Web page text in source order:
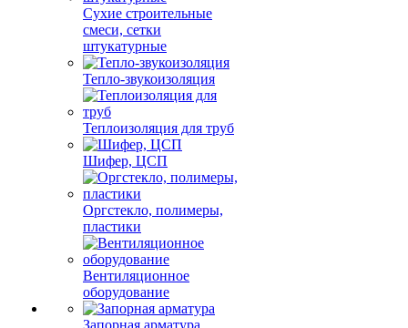
Сухие строительные
смеси, сетки
штукатурные
Тепло-звукоизоляция
Теплоизоляция для труб
Шифер, ЦСП
Оргстекло, полимеры,
пластики
Вентиляционное
оборудование
Запорная арматура